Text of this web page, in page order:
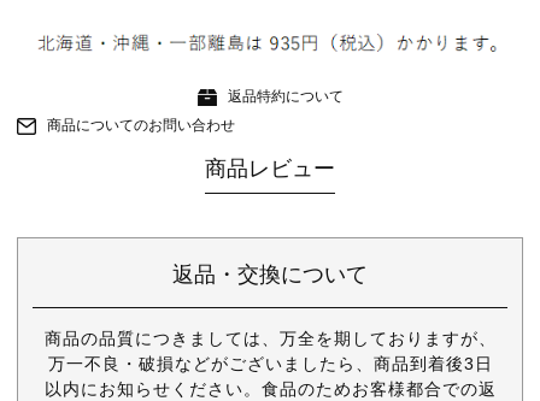
返品特約について
商品についてのお問い合わせ
商品レビュー
返品・交換について
商品の品質につきましては、万全を期しておりますが、
万一不良・破損などがございましたら、商品到着後3日
以内にお知らせください。食品のためお客様都合での返